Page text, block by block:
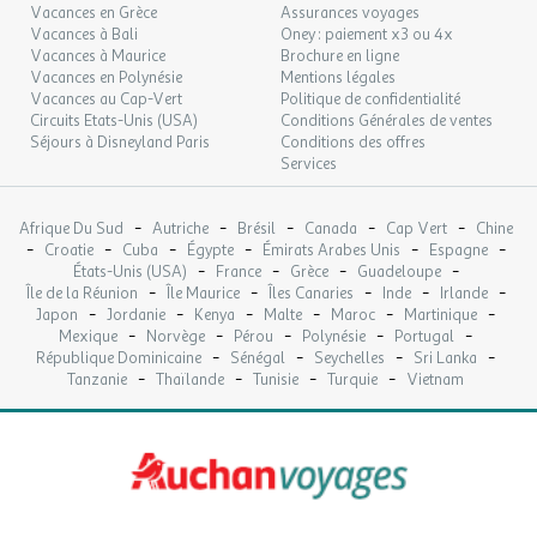
Vacances en Grèce
Vacances à Bali
Vacances à Maurice
Vacances en Polynésie
Vacances au Cap-Vert
Circuits Etats-Unis (USA)
Séjours à Disneyland Paris
Assurances voyages
Oney : paiement x3 ou 4x
Brochure en ligne
Mentions légales
Politique de confidentialité
Conditions Générales de ventes
Conditions des offres
Services
Afrique Du Sud - Autriche - Brésil - Canada - Cap Vert - Chine
- Croatie - Cuba - Égypte - Émirats Arabes Unis - Espagne -
États-Unis (USA) - France - Grèce - Guadeloupe -
Île de la Réunion - Île Maurice - Îles Canaries - Inde - Irlande -
Japon - Jordanie - Kenya - Malte - Maroc - Martinique -
Mexique - Norvège - Pérou - Polynésie - Portugal -
République Dominicaine - Sénégal - Seychelles - Sri Lanka -
Tanzanie - Thaïlande - Tunisie - Turquie - Vietnam